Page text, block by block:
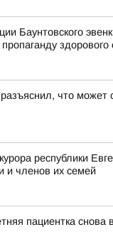
Бaунтовского
что может
республики
и членов их семей
пациентка снова